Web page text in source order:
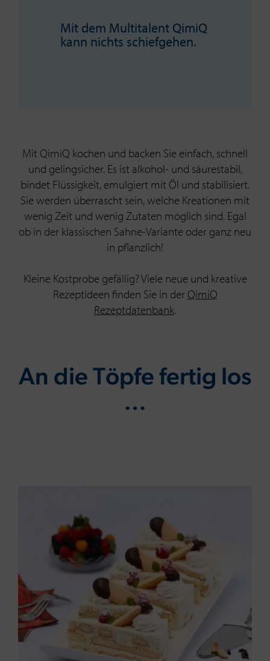
Mit dem Multitalent QimiQ
kann nichts schiefgehen.
Mit QimiQ kochen und backen Sie einfach, schnell
und gelingsicher. Es ist alkohol- und säurestabil,
bindet Flüssigkeit, emulgiert mit Öl und stabilisiert.
Sie werden überrascht sein, welche Kreationen mit
wenig Zeit und wenig Zutaten möglich sind. Egal
ob in der klassischen Sahne-Variante oder ganz neu
in pflanzlich!
Kleine Kostprobe gefällig? Viele neue und kreative
Rezeptideen finden Sie in der QimiQ
Rezeptdatenbank.
An die Töpfe fertig los
…